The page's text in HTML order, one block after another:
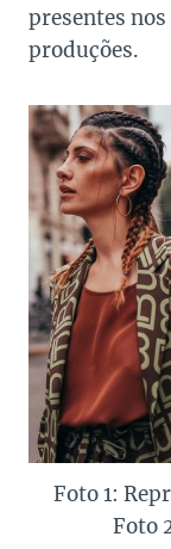
presentes
produções.
Foto 1:
Foto